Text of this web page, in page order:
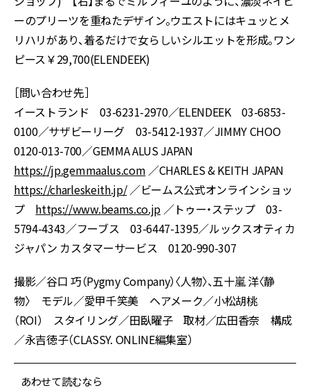
ーのプリーツを重ねたデザイン。ウエストにはキュッとメ
リハリがあり、着るだけで女らしいシルエットを形成。ワン
ピース￥29,700(ELENDEEK)
［問い合わせ先］
イーストランド 03-6231-2970／ELENDEEK 03-6853-
0100／サザビーリーグ 03-5412-1937／JIMMY CHOO
0120-013-700／GEMMA ALUS JAPAN
https://jp.gemmaalus.com ／CHARLES & KEITH JAPAN
https://charleskeith.jp/／ビームス公式オンラインショッ
プ https://www.beams.co.jp ／トゥー・ステップ 03-
5794-4343／フーブス 03-6447-1395／ルックスオティカ
ジャパン カスタマーサービス 0120-990-307
撮影／谷口 巧（Pygmy Company）〈人物〉、五十嵐 洋〈静
物〉 モデル／愛甲千笑美 ヘアメーク／小松胡桃
（ROI） スタイリング／田臥曜子 取材／広田香奈 構成
／永吉徳子（CLASSY. ONLINE編集室）
あわせて読むなら